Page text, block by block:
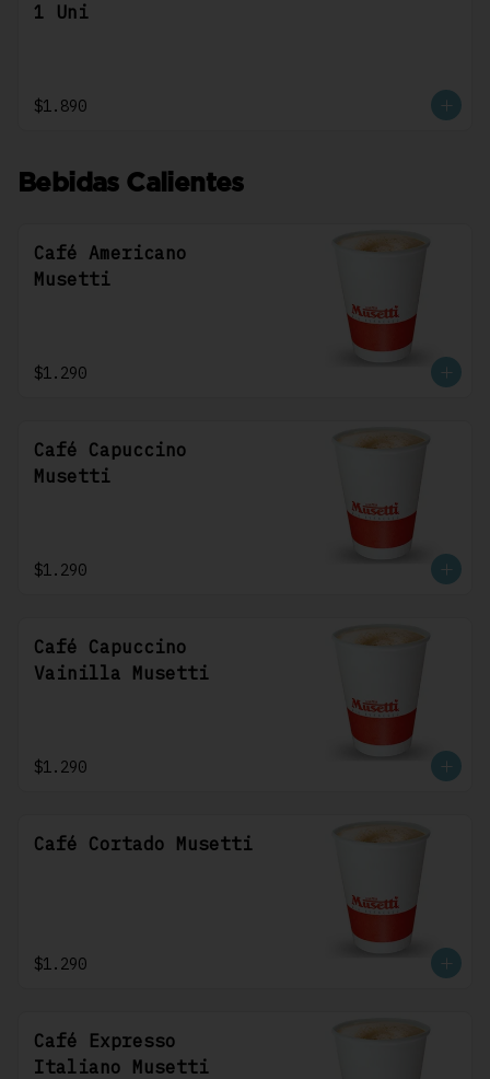
1 Uni
$1.890
Bebidas Calientes
Café Americano
Musetti
$1.290
Café Capuccino
Musetti
$1.290
Café Capuccino
Vainilla Musetti
$1.290
Café Cortado Musetti
$1.290
Café Expresso
Italiano Musetti